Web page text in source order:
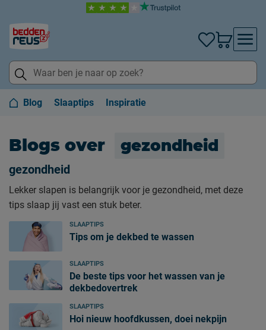
Blog Slaaptips Inspiratie
Blogs over gezondheid
gezondheid
Lekker slapen is belangrijk voor je gezondheid, met deze
tips slaap jij vast een stuk beter.
SLAAPTIPS
Tips om je dekbed te wassen
SLAAPTIPS
De beste tips voor het wassen van je
dekbedovertrek
SLAAPTIPS
Hoi nieuw hoofdkussen, doei nekpijn